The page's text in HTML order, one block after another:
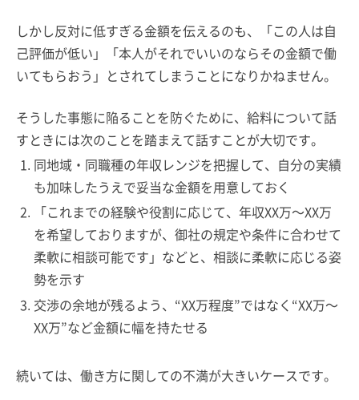
しかし反対に低すぎる金額を伝えるのも、「この人は自
己評価が低い」「本人がそれでいいのならその金額で働
いてもらおう」とされてしまうことになりかねません。
そうした事態に陥ることを防ぐために、給料について話
すときには次のことを踏まえて話すことが大切です。
同地域・同職種の年収レンジを把握して、自分の実績
も加味したうえで妥当な金額を用意しておく
「これまでの経験や役割に応じて、年収XX万～XX万
を希望しておりますが、御社の規定や条件に合わせて
柔軟に相談可能です」などと、相談に柔軟に応じる姿
勢を示す
交渉の余地が残るよう、“XX万程度”ではなく“XX万～
XX万”など金額に幅を持たせる
続いては、働き方に関しての不満が大きいケースです。